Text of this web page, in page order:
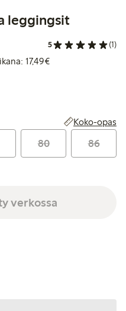
leggingsit
12,49 €24,99 €
5 (1)
17,49€Alin hinta
Koko-opas
80 86
verkossa